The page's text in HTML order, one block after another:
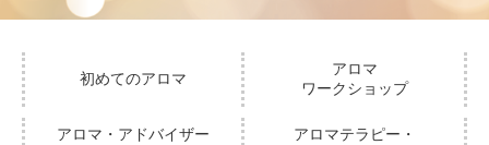
初めてのアロマ
アロマ
ワークショップ
アロマ・アドバイザー
アロマテラピー・